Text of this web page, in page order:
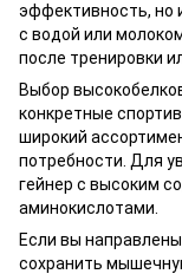
эффективность, но
с водой или
после тренировки
Выбор
конкретные
широкий
потребности. Для
гейнер с высоким
аминокислотами.
Если вы
сохранить